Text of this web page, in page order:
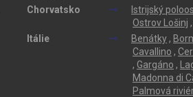
Chorvatsko Istrijský
Ostrov Lošinj ,
Itálie
Benátky ,
Cavallino ,
, Gargáno ,
Madonna di
Palmová